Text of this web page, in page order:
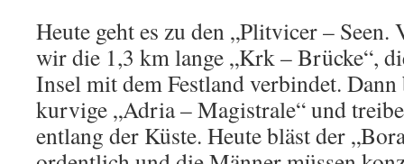
Heute geht es zu den „Plitvicer – Seen.
wir die 1,3 km lange „Krk – Brücke“,
Insel mit dem Festland verbindet.
kurvige „Adria – Magistrale“ und
entlang der Küste. Heute bläst der